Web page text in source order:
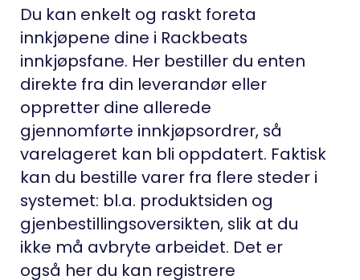
Du kan enkelt og raskt foreta
innkjøpene dine i Rackbeats
innkjøpsfane. Her bestiller du enten
direkte fra din leverandør eller
oppretter dine allerede
gjennomførte innkjøpsordrer, så
varelageret kan bli oppdatert. Faktisk
kan du bestille varer fra flere steder i
systemet: bl.a. produktsiden og
gjenbestillingsoversikten, slik at du
ikke må avbryte arbeidet. Det er
også her du kan registrere